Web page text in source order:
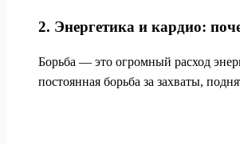
2. Энергетика и кардио:
Борьба — это огромный расход
постоянная борьба за захваты,